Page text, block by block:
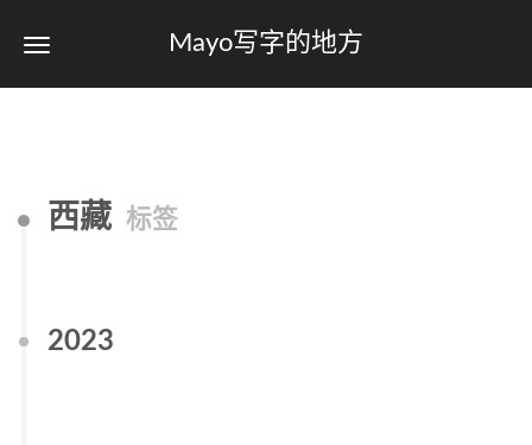
Mayo写字的地方
西藏 标签
2023